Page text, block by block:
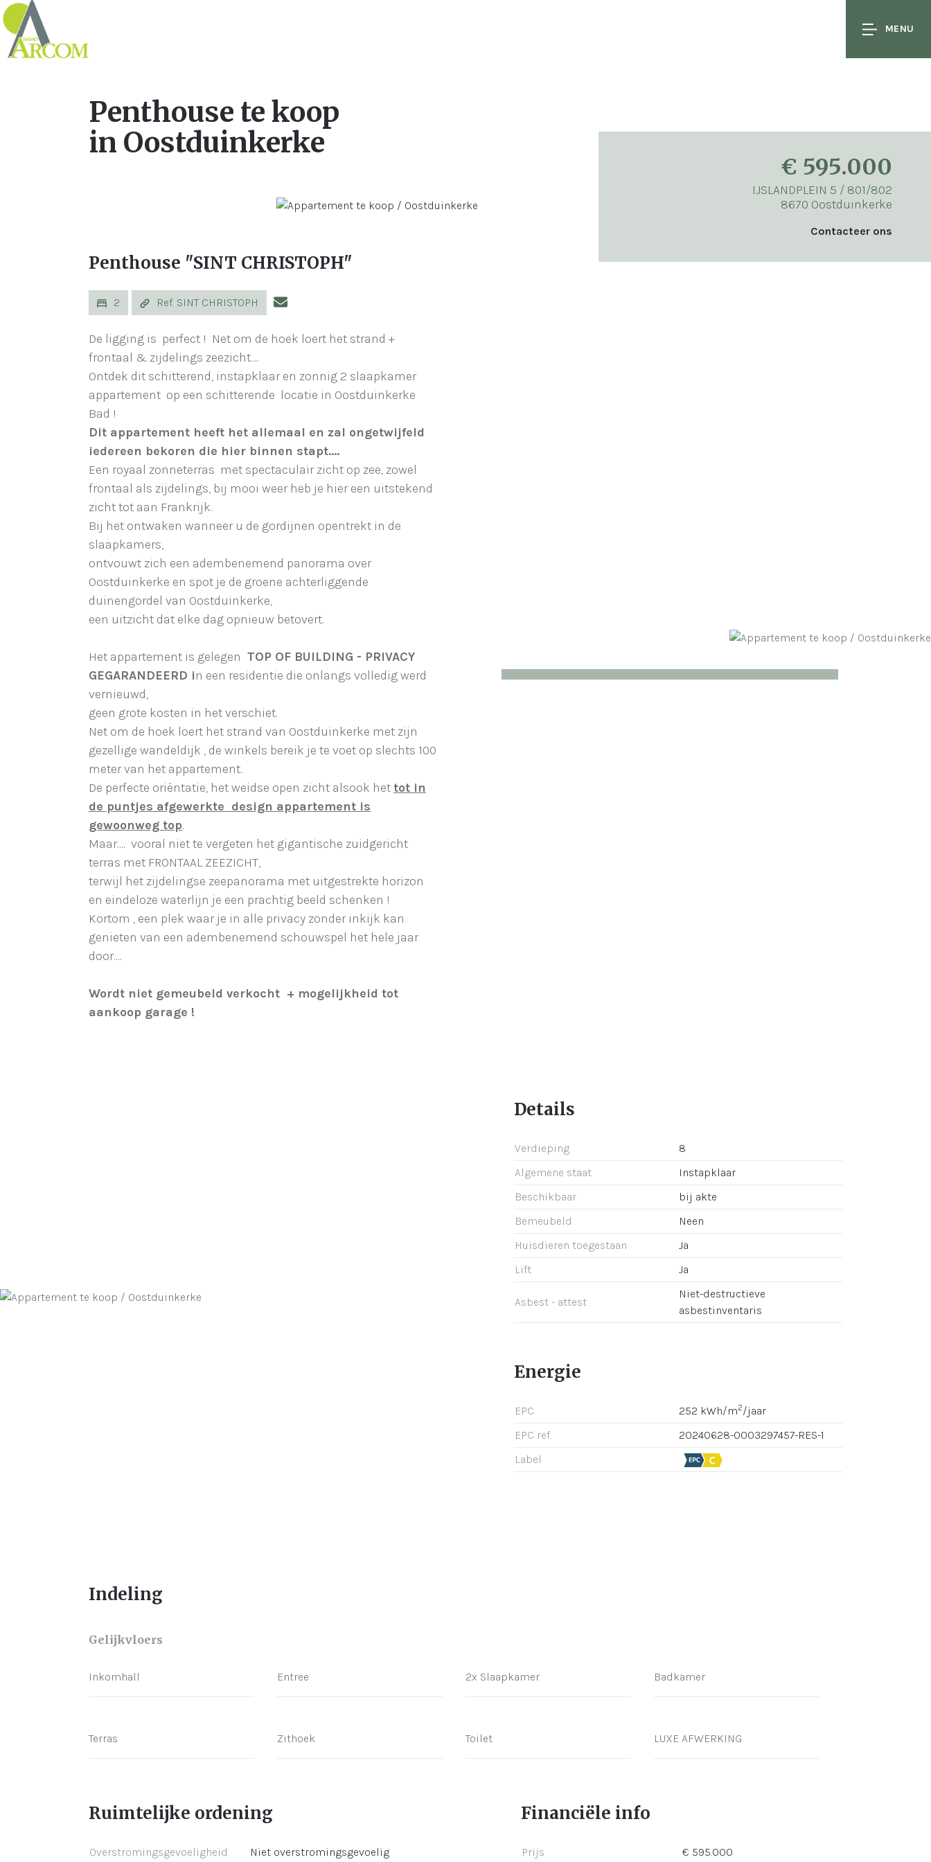
MENU
Penthouse te koop
in Oostduinkerke
€ 595.000
IJSLANDPLEIN 5 / 801/802
8670 Oostduinkerke
Contacteer ons
Penthouse "SINT CHRISTOPH"
2 Ref. SINT CHRISTOPH
De ligging is perfect ! Net om de hoek loert het strand +
frontaal & zijdelings zeezicht....
Ontdek dit schitterend, instapklaar en zonnig 2 slaapkamer
appartement op een schitterende locatie in Oostduinkerke
Bad !
Dit appartement heeft het allemaal en zal ongetwijfeld
iedereen bekoren die hier binnen stapt....
Een royaal zonneterras met spectaculair zicht op zee, zowel
frontaal als zijdelings, bij mooi weer heb je hier een uitstekend
zicht tot aan Frankrijk.
Bij het ontwaken wanneer u de gordijnen opentrekt in de
slaapkamers,
ontvouwt zich een adembenemend panorama over
Oostduinkerke en spot je de groene achterliggende
duinengordel van Oostduinkerke,
een uitzicht dat elke dag opnieuw betovert.
Het appartement is gelegen TOP OF BUILDING - PRIVACY
GEGARANDEERD in een residentie die onlangs volledig werd
vernieuwd,
geen grote kosten in het verschiet.
Net om de hoek loert het strand van Oostduinkerke met zijn
gezellige wandeldijk , de winkels bereik je te voet op slechts 100
meter van het appartement.
De perfecte oriëntatie, het weidse open zicht alsook hettot in
de puntjes afgewerkte design appartement is
gewoonweg top.
Maar.... vooral niet te vergeten het gigantische zuidgericht
terras met FRONTAAL ZEEZICHT,
terwijl het zijdelingse zeepanorama met uitgestrekte horizon
en eindeloze waterlijn je een prachtig beeld schenken !
Kortom , een plek waar je in alle privacy zonder inkijk kan
genieten van een adembenemend schouwspel het hele jaar
door....
Wordt niet gemeubeld verkocht + mogelijkheid tot
aankoop garage !
Details
Verdieping
8
Algemene staat
Instapklaar
Beschikbaar
bij akte
Bemeubeld
Neen
Huisdieren toegestaan
Ja
Lift
Ja
Asbest - attest
Niet-destructieve
asbestinventaris
Energie
EPC 252 kWh/m2/jaar
EPC ref.
20240628-0003297457-RES-1
Label
Indeling
Gelijkvloers
Inkomhall Entree 2x Slaapkamer Badkamer
Terras Zithoek Toilet LUXE AFWERKING
Ruimtelijke ordening
Overstromingsgevoeligheid
Niet overstromingsgevoelig
Financiële info
Prijs
€ 595.000